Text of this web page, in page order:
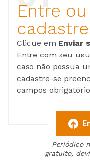
Entre ou
Clique em Enviar
Entre com seu
caso não possua
cadastre-se
campos
Periódico
gratuito,